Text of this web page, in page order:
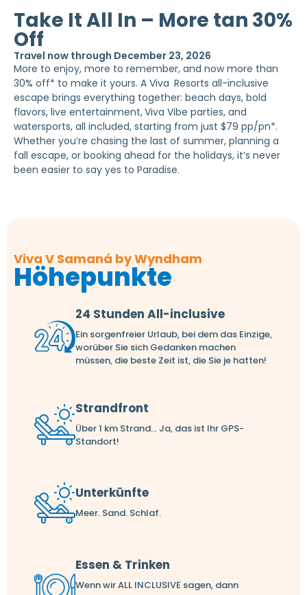
Take It All In – More tan 30%
Off
Travel now through December 23, 2026
More to enjoy, more to remember, and now more than
30% off* to make it yours. A Viva Resorts all-inclusive
escape brings everything together: beach days, bold
flavors, live entertainment,Viva Vibe parties, and
watersports, all included, starting from just $79 pp/pn*.
Whether you’re chasing the last of summer, planning a
fall escape, or booking ahead for the holidays, it’s never
been easier to say yes to Paradise.
Viva V Samaná by Wyndham
Höhepunkte
24 Stunden All-inclusive
Ein sorgenfreier Urlaub, bei dem das Einzige,
worüber Sie sich Gedanken machen
müssen, die beste Zeit ist, die Sie je hatten!
Strandfront
Über 1 km Strand... Ja, das ist Ihr GPS-
Standort!
Unterkünfte
Meer. Sand. Schlaf.
Essen & Trinken
Wenn wir ALL INCLUSIVE sagen, dann